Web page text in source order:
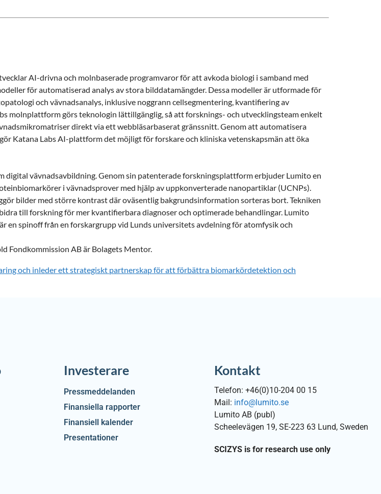
AI-drivna och molnbaserade programvaror för att avkoda biologi i samband med
för automatiserad analys av stora bilddatamängder. Dessa modeller är utformade för
och vävnadsanalys, inklusive noggrann cellsegmentering, kvantifiering av
molnplattform görs teknologin lättillgänglig, så att forsknings- och utvecklingsteam enkelt
direkt via ett webbläsarbaserat gränssnitt. Genom att automatisera
Katana Labs AI-plattform det möjligt för forskare och kliniska vetenskapsmän att öka
vävnadsavbildning. Genom sin patenterade forskningsplattform erbjuder Lumito en
i vävnadsprover med hjälp av uppkonverterade nanopartiklar (UCNPs).
bilder med större kontrast där oväsentlig bakgrundsinformation sorteras bort. Tekniken
till forskning för mer kvantifierbara diagnoser och optimerade behandlingar. Lumito
en spinoff från en forskargrupp vid Lunds universitets avdelning för atomfysik och
Fondkommission AB är Bolagets Mentor.
och inleder ett strategiskt partnerskap för att förbättra biomarkördetektion och
Investerare
Pressmeddelanden
Finansiella rapporter
Finansiell kalender
Presentationer
Kontakt
Telefon: +46(0)10-204 00 15
Mail: info@lumito.se
Lumito AB (publ)
Scheelevägen 19, SE-223 63 Lund, Sweden
SCIZYS is for research use only